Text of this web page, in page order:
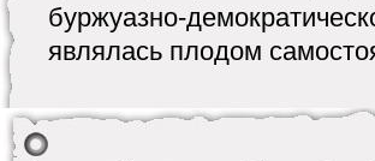
буржуазно-
являлась плодом